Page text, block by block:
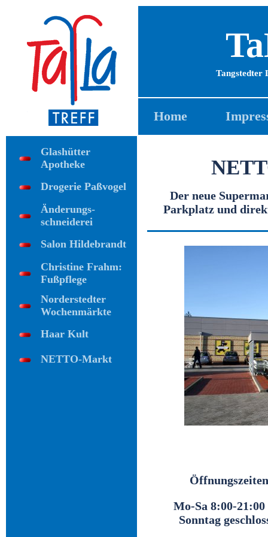
Tangstedter
Home
Glashütter
Apotheke
Drogerie Paßvogel
Änderungs-
schneiderei
Salon Hildebrandt
Christine Frahm:
Fußpflege
Norderstedter
Wochenmärkte
Haar Kult
NETTO-Markt
Der neue
Parkplatz und
Mo-Sa 8:00-
Sonntag